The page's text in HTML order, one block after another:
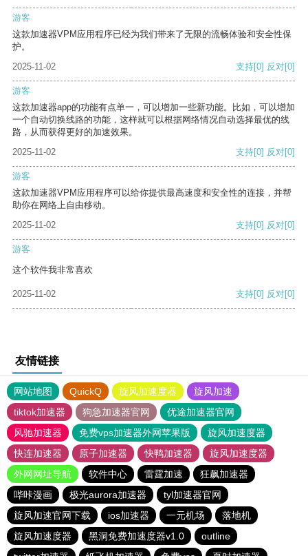
游客
这款加速器VPM应用程序已经为我们带来了无限的流畅体验和安全性保
护。
2025-11-02
支持[0] 反对[0]
游客
这款加速器app的功能有点单一，可以增加一些新功能。比如，可以增加
一个自动切换线路的功能，这样就可以根据网络情况自动选择最优的线
路，从而获得更好的加速效果。
2025-11-02
支持[0] 反对[0]
游客
这款加速器VPM应用程序可以给你提供最高速度和安全性的连接，并帮
助你在网络上自由移动。
2025-11-02
支持[0] 反对[0]
游客
这个软件我非常喜欢
2025-11-02 支持[0] 反对[0]
友情链接
网站地图 QuickQ 旋风加速度器
旋风加速
tiktok加速器
狗急加速器官网
优途加速器官网
风驰加速器
免费vps加速器外网苹果版
旋风加速度器
快连加速器
原子加速器 快鸭加速器
旋风加速度器
外网网址导航
软件中心 雷霆加速
狂飙加速器
哔咔漫画
极光aurora加速器
tyl加速器官网
旋风加速官网下载
ios加速器 一元机场
落地机
旋风加速度器
黑洞免费加速度器v1.0
outline